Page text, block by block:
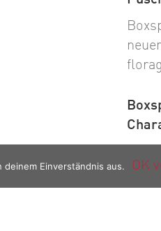
Einverständnis aus. OK